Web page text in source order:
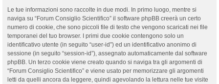
Le tue informazioni sono raccolte in due modi. In primo luogo, mentre si
naviga su “Forum Consiglio Scientifico” il software phpBB creerà un certo
numero di cookie, che sono piccoli file di testo che vengono scaricati nei file
temporanei del tuo browser. I primi due cookie contengono solo un
identificativo utente (in seguito “user-id”) ed un identificativo anonimo di
sessione (in seguito “session-id”), assegnato automaticamente dal software
phpBB. Un terzo cookie viene creato quando si naviga tra gli argomenti di
“Forum Consiglio Scientifico” e viene usato per memorizzare gli argomenti
letti da quelli ancora da leggere, quindi agevolando la lettura nelle tue visite